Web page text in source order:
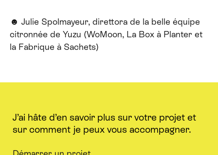
☻ Julie Spolmayeur, direttora de la belle équipe
citronnée de Yuzu (WoMoon, La Box à Planter et
la Fabrique à Sachets)
J’ai hâte d’en savoir plus sur votre projet et
sur comment je peux vous accompagner.